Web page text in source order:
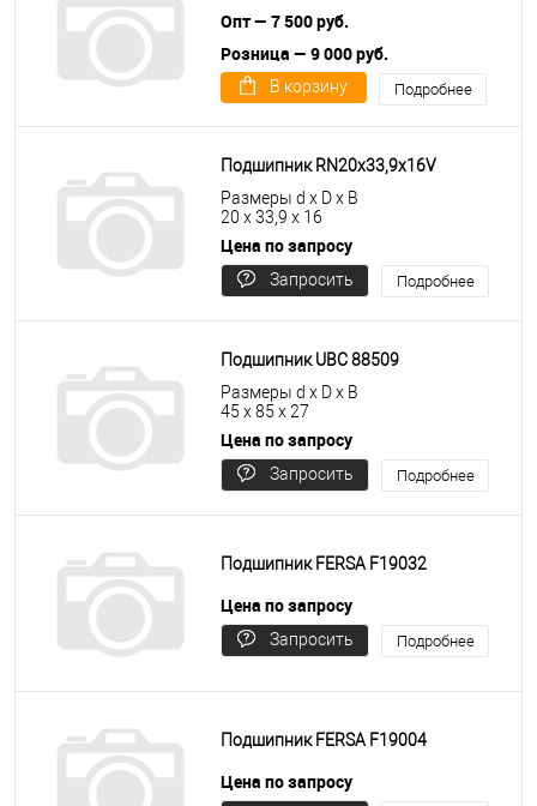
Опт — 7 500 руб.
Розница — 9 000 руб.
В корзину Подробнее
Подшипник RN20x33,9x16V
Размеры d x D x B
20 x 33,9 x 16
Цена по запросу
Запросить
Подробнее
Подшипник UBC 88509
Размеры d x D x B
45 x 85 x 27
Цена по запросу
Запросить
Подробнее
Подшипник FERSA F19032
Цена по запросу
Запросить
Подробнее
Подшипник FERSA F19004
Цена по запросу